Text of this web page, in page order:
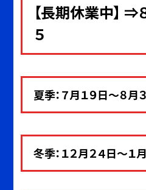
【長期休業中】 ⇒８
５
夏季：７月１９日～８月
冬季：１２月２４日～１